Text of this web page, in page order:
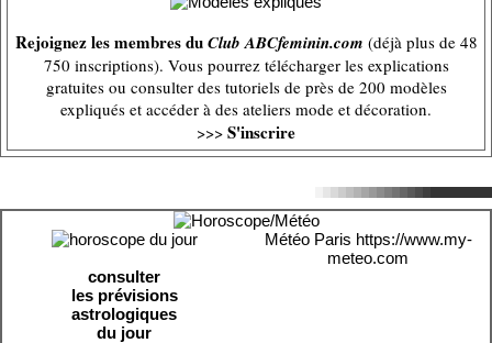
Rejoignez les membres duClub ABCfeminin.com (déjà plus de 48
750 inscriptions). Vous pourrez télécharger les explications
gratuites ou consulter des tutoriels de près de 200 modèles
expliqués et accéder à des ateliers mode et décoration.
>>> S'inscrire
consulter
les prévisions
astrologiques
du jour
Météo Paris https://www.my-
meteo.com